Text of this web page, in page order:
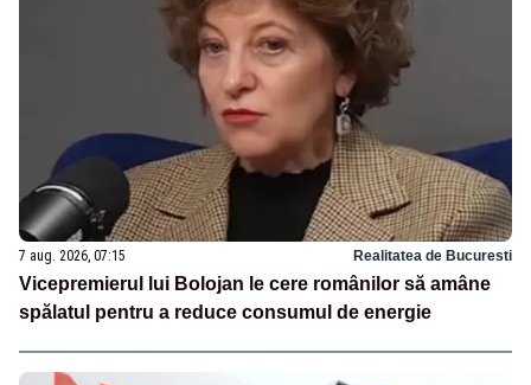
7 aug. 2026, 07:15 Realitatea de Bucuresti
Vicepremierul lui Bolojan le cere românilor să amâne
spălatul pentru a reduce consumul de energie